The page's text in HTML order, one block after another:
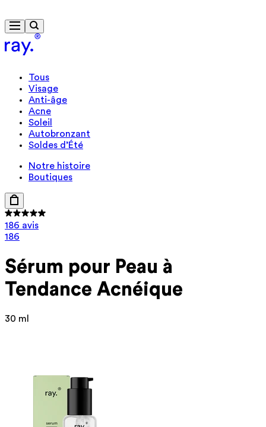
Tous
Visage
Anti-âge
Acne
Soleil
Autobronzant
Soldes d’Été
Notre histoire
Boutiques
186 avis
186
Sérum pour Peau à
Tendance Acnéique
30 ml